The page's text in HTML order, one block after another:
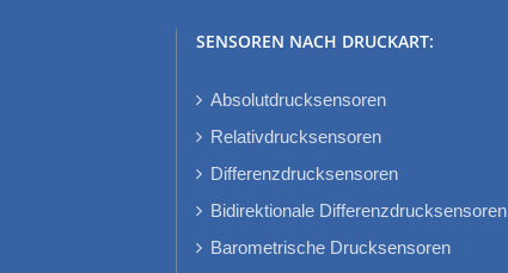
SENSOREN NACH DRUCKART:
Absolutdrucksensoren
Relativdrucksensoren
Differenzdrucksensoren
Bidirektionale Differenzdrucksensoren
Barometrische Drucksensoren